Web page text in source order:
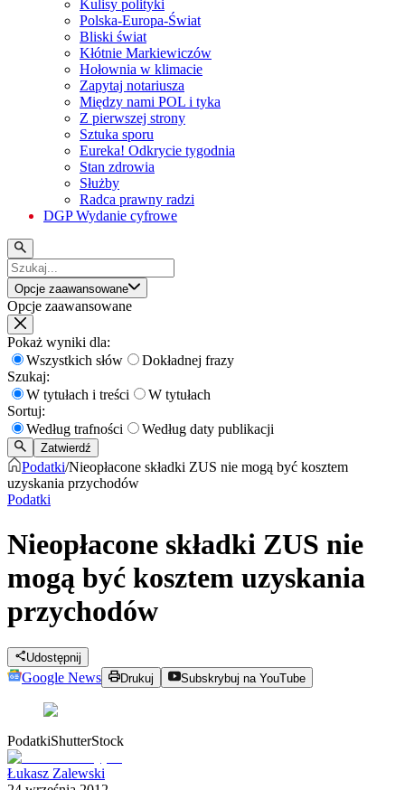
Kulisy polityki
Polska-Europa-Świat
Bliski świat
Kłótnie Markiewiczów
Hołownia w klimacie
Zapytaj notariusza
Między nami POL i tyka
Z pierwszej strony
Sztuka sporu
Eureka! Odkrycie tygodnia
Stan zdrowia
Służby
Radca prawny radzi
DGP Wydanie cyfrowe
Opcje zaawansowane
Opcje zaawansowane
Pokaż wyniki dla:
Wszystkich słów
Dokładnej frazy
Szukaj:
W tytułach i treści
W tytułach
Sortuj:
Według trafności
Według daty publikacji
Zatwierdź
Podatki/Nieopłacone składki ZUS nie mogą być kosztem
uzyskania przychodów
Podatki
Nieopłacone składki ZUS nie
mogą być kosztem uzyskania
przychodów
Udostępnij
Google News Drukuj Subskrybuj na YouTube
PodatkiShutterStock
Łukasz Zalewski